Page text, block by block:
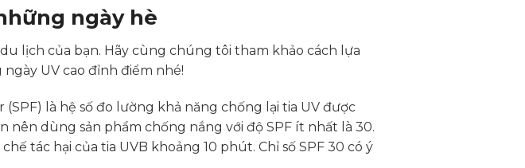
ngày hè
lịch của bạn. Hãy cùng chúng tôi tham khảo cách lựa
UV cao đỉnh điểm nhé!
là hệ số đo lường khả năng chống lại tia UV được
dùng sản phẩm chống nắng với độ SPF ít nhất là 30.
tác hại của tia UVB khoảng 10 phút. Chỉ số SPF 30 có ý